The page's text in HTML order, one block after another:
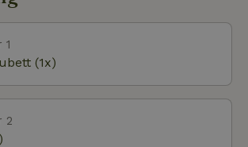
Direkt hinter dem
das unberührte
an. In der Umgebung gibt es
Radwege, und es gibt viel zu
Zwei E-Bikes und zwei
zum Verleih bereit. Nur für
1
(1x)
2